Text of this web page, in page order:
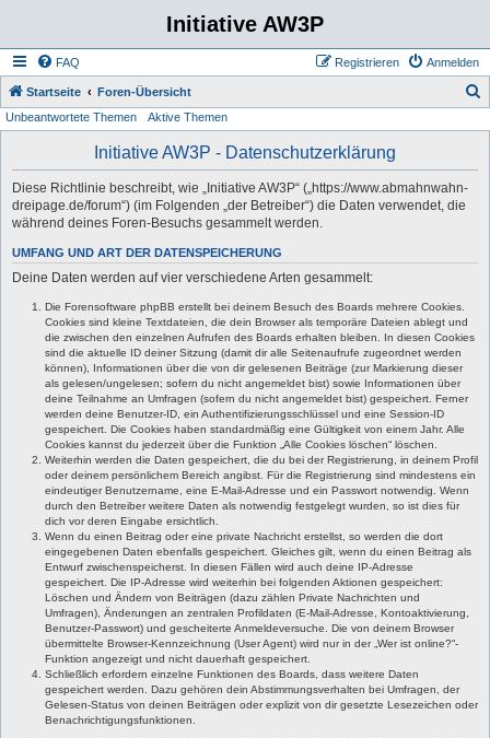
Initiative AW3P
FAQ Anmelden
Registrieren
Startseite Foren-Übersicht
Unbeantwortete Themen Aktive Themen
Initiative AW3P - Datenschutzerklärung
Diese Richtlinie beschreibt, wie „Initiative AW3P“ („https://www.abmahnwahn-
dreipage.de/forum“) (im Folgenden „der Betreiber“) die Daten verwendet, die
während deines Foren-Besuchs gesammelt werden.
UMFANG UND ART DER DATENSPEICHERUNG
Deine Daten werden auf vier verschiedene Arten gesammelt:
Die Forensoftware phpBB erstellt bei deinem Besuch des Boards mehrere Cookies.
Cookies sind kleine Textdateien, die dein Browser als temporäre Dateien ablegt und
die zwischen den einzelnen Aufrufen des Boards erhalten bleiben. In diesen Cookies
sind die aktuelle ID deiner Sitzung (damit dir alle Seitenaufrufe zugeordnet werden
können), Informationen über die von dir gelesenen Beiträge (zur Markierung dieser
als gelesen/ungelesen; sofern du nicht angemeldet bist) sowie Informationen über
deine Teilnahme an Umfragen (sofern du nicht angemeldet bist) gespeichert. Ferner
werden deine Benutzer-ID, ein Authentifizierungsschlüssel und eine Session-ID
gespeichert. Die Cookies haben standardmäßig eine Gültigkeit von einem Jahr. Alle
Cookies kannst du jederzeit über die Funktion „Alle Cookies löschen“ löschen.
Weiterhin werden die Daten gespeichert, die du bei der Registrierung, in deinem Profil
oder deinem persönlichem Bereich angibst. Für die Registrierung sind mindestens ein
eindeutiger Benutzername, eine E-Mail-Adresse und ein Passwort notwendig. Wenn
durch den Betreiber weitere Daten als notwendig festgelegt wurden, so ist dies für
dich vor deren Eingabe ersichtlich.
Wenn du einen Beitrag oder eine private Nachricht erstellst, so werden die dort
eingegebenen Daten ebenfalls gespeichert. Gleiches gilt, wenn du einen Beitrag als
Entwurf zwischenspeicherst. In diesen Fällen wird auch deine IP-Adresse
gespeichert. Die IP-Adresse wird weiterhin bei folgenden Aktionen gespeichert:
Löschen und Ändern von Beiträgen (dazu zählen Private Nachrichten und
Umfragen), Änderungen an zentralen Profildaten (E-Mail-Adresse, Kontoaktivierung,
Benutzer-Passwort) und gescheiterte Anmeldeversuche. Die von deinem Browser
übermittelte Browser-Kennzeichnung (User Agent) wird nur in der „Wer ist online?“-
Funktion angezeigt und nicht dauerhaft gespeichert.
Schließlich erfordern einzelne Funktionen des Boards, dass weitere Daten
gespeichert werden. Dazu gehören dein Abstimmungsverhalten bei Umfragen, der
Gelesen-Status von deinen Beiträgen oder explizit von dir gesetzte Lesezeichen oder
Benachrichtigungsfunktionen.